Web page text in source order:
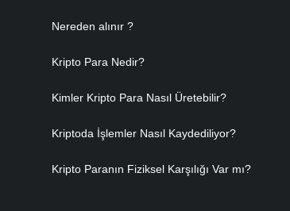
Nereden alınır ?
Kripto Para Nedir?
Kimler Kripto Para Nasıl Üretebilir?
Kriptoda İşlemler Nasıl Kaydediliyor?
Kripto Paranın Fiziksel Karşılığı Var mı?